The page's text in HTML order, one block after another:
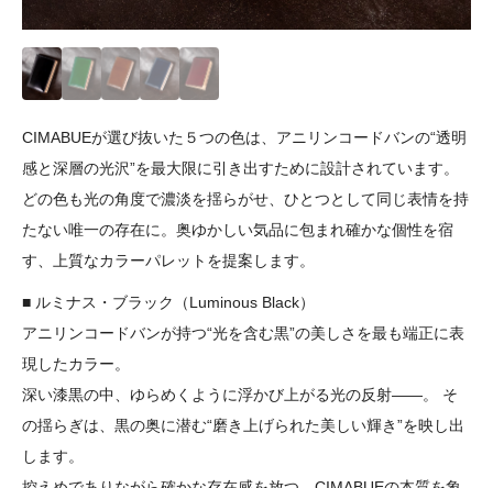
CIMABUEが選び抜いた５つの色は、アニリンコードバンの“透明
感と深層の光沢”を最大限に引き出すために設計されています。
どの色も光の角度で濃淡を揺らがせ、ひとつとして同じ表情を持
たない唯一の存在に。奥ゆかしい気品に包まれ確かな個性を宿
す、上質なカラーパレットを提案します。
■ ルミナス・ブラック（Luminous Black）
アニリンコードバンが持つ“光を含む黒”の美しさを最も端正に表
現したカラー。
深い漆黒の中、ゆらめくように浮かび上がる光の反射——。 そ
の揺らぎは、黒の奥に潜む“磨き上げられた美しい輝き”を映し出
します。